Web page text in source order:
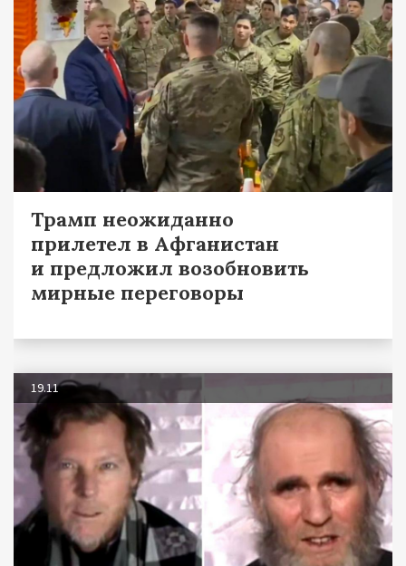
Трамп неожиданно
прилетел в Афганистан
и предложил возобновить
мирные переговоры
19.11